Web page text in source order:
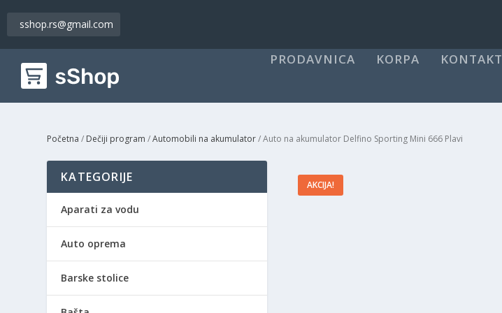
sshop.rs@gmail.com
PRODAVNICA KORPA KONTAKT
Početna / Dečiji program /Automobili na akumulator/ Auto na akumulator Delfino Sporting Mini 666 Plavi
AKCIJA!
KATEGORIJE
Aparati za vodu
Auto oprema
Barske stolice